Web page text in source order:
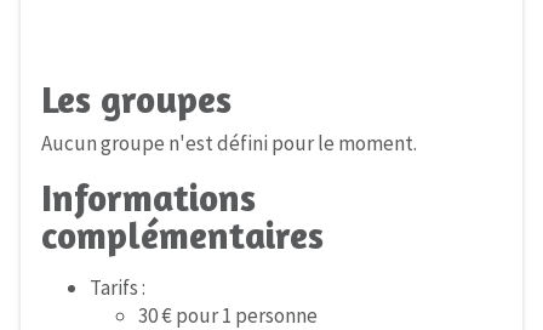
Les groupes
Aucun groupe n'est défini pour le moment.
Informations
complémentaires
Tarifs :
30 € pour 1 personne